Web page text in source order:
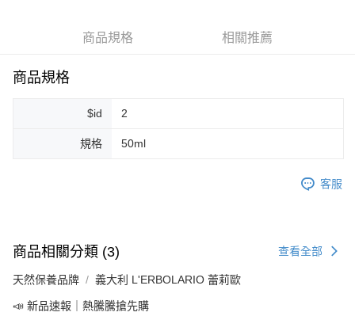
悠遊付
全家純取貨 (先付款
7-11取貨付款
商品規格 相關推薦
商品規格
$id 2
規格 50ml
客服
商品相關分類 (3) 查看全部
天然保養品牌 義大利 L'ERBOLARIO 蕾莉歐
📣 新品速報｜熱騰騰搶先購